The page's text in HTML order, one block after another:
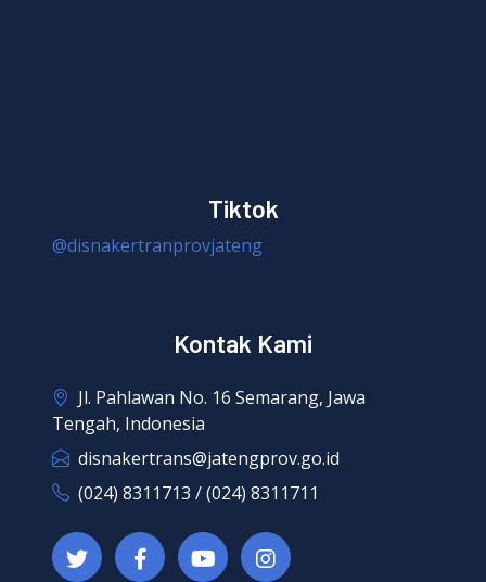
Tiktok
@disnakertranprovjateng
Kontak Kami
Jl. Pahlawan No. 16 Semarang, Jawa
Tengah, Indonesia
disnakertrans@jatengprov.go.id
(024) 8311713 / (024) 8311711